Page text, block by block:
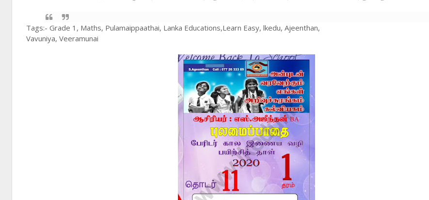
Tags:- Grade 1, Maths, Pulamaippaathai, Lanka Educations,Learn Easy, lkedu, Ajeenthan,
Vavuniya, Veeramunai